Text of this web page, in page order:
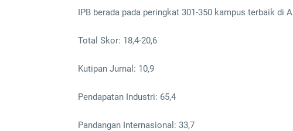
IPB berada pada peringkat 301-350 kampus terbaik di
Total Skor: 18,4-20,6
Kutipan Jurnal: 10,9
Pendapatan Industri: 65,4
Pandangan Internasional: 33,7